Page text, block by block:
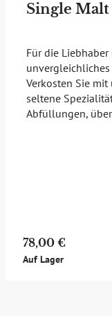
Single
Für die Liebhaber
unvergleichliches
Verkosten Sie mit
seltene
Abfüllungen,
78,00 €
Auf Lager